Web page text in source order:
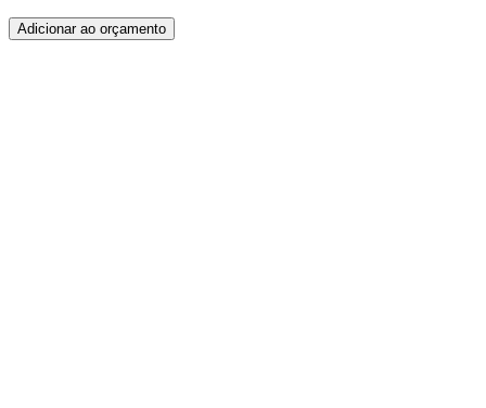
Adicionar ao orçamento